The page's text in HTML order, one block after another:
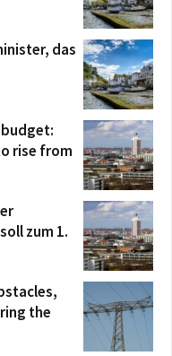
das
budget:
rise from
zum 1.
the